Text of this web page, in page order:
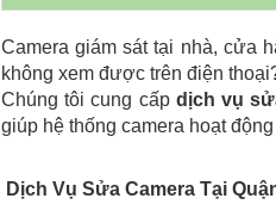
Camera giám sát tại nhà, cửa
không xem được trên điện
Chúng tôi cung cấp dịch vụ
giúp hệ thống camera hoạt
Dịch Vụ Sửa Camera Tại